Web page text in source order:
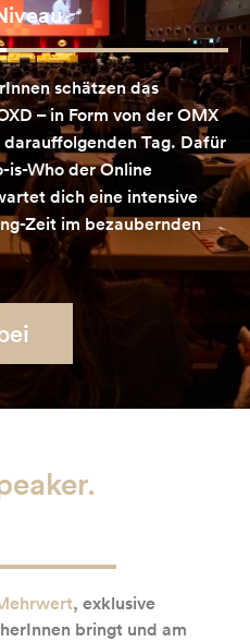
schätzen das
– in Form von der OMX
Tag. Dafür
is-Who der Online
dich eine intensive
Zeit im bezaubernden
, exklusive
bringt und am